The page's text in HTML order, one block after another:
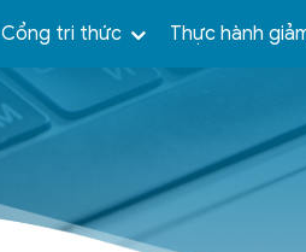
Cổng tri thức Thực hành